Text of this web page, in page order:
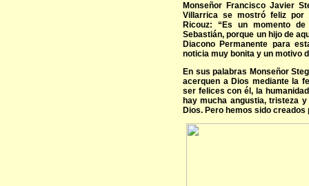
Monseñor Francisco Javier
Villarrica se mostró feliz por
Ricouz: “Es un momento
Sebastián, porque un hijo de
Diacono Permanente para
noticia muy bonita y un motivo
En sus palabras Monseñor
acerquen a Dios mediante la
ser felices con él, la
hay mucha angustia, tristeza
Dios. Pero hemos sido